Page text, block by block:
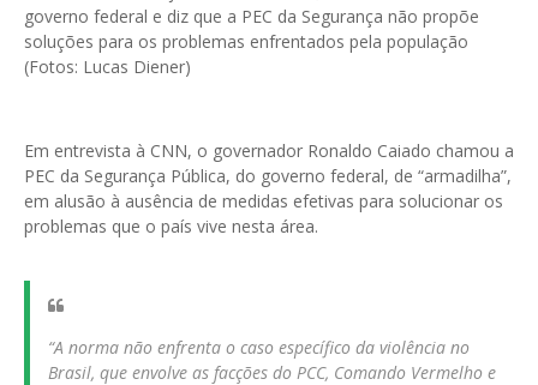
governo federal e diz que a PEC da Segurança não propõe
soluções para os problemas enfrentados pela população
(Fotos: Lucas Diener)
Em entrevista à CNN, o governador Ronaldo Caiado chamou a
PEC da Segurança Pública, do governo federal, de “armadilha”,
em alusão à ausência de medidas efetivas para solucionar os
problemas que o país vive nesta área.
“A norma não enfrenta o caso específico da violência no
Brasil, que envolve as facções do PCC, Comando Vermelho e